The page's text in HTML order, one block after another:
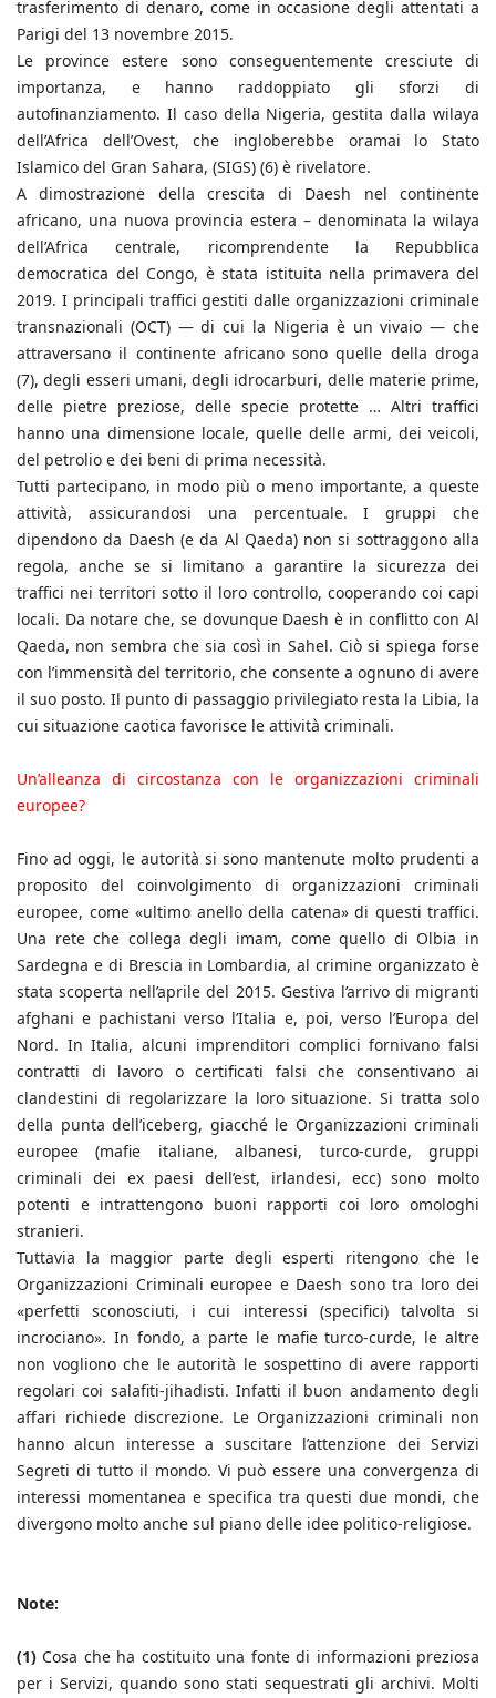
trasferimento di denaro, come in occasione degli attentati a
Parigi del 13 novembre 2015.
Le province estere sono conseguentemente cresciute di
importanza, e hanno raddoppiato gli sforzi di
autofinanziamento. Il caso della Nigeria, gestita dalla wilaya
dell’Africa dell’Ovest, che ingloberebbe oramai lo Stato
Islamico del Gran Sahara, (SIGS) (6) è rivelatore.
A dimostrazione della crescita di Daesh nel continente
africano, una nuova provincia estera – denominata la wilaya
dell’Africa centrale, ricomprendente la Repubblica
democratica del Congo, è stata istituita nella primavera del
2019. I principali traffici gestiti dalle organizzazioni criminale
transnazionali (OCT) — di cui la Nigeria è un vivaio — che
attraversano il continente africano sono quelle della droga
(7), degli esseri umani, degli idrocarburi, delle materie prime,
delle pietre preziose, delle specie protette … Altri traffici
hanno una dimensione locale, quelle delle armi, dei veicoli,
del petrolio e dei beni di prima necessità.
Tutti partecipano, in modo più o meno importante, a queste
attività, assicurandosi una percentuale. I gruppi che
dipendono da Daesh (e da Al Qaeda) non si sottraggono alla
regola, anche se si limitano a garantire la sicurezza dei
traffici nei territori sotto il loro controllo, cooperando coi capi
locali. Da notare che, se dovunque Daesh è in conflitto con Al
Qaeda, non sembra che sia così in Sahel. Ciò si spiega forse
con l’immensità del territorio, che consente a ognuno di avere
il suo posto. Il punto di passaggio privilegiato resta la Libia, la
cui situazione caotica favorisce le attività criminali.
Un’alleanza di circostanza con le organizzazioni criminali
europee?
Fino ad oggi, le autorità si sono mantenute molto prudenti a
proposito del coinvolgimento di organizzazioni criminali
europee, come «ultimo anello della catena» di questi traffici.
Una rete che collega degli imam, come quello di Olbia in
Sardegna e di Brescia in Lombardia, al crimine organizzato è
stata scoperta nell’aprile del 2015. Gestiva l’arrivo di migranti
afghani e pachistani verso l’Italia e, poi, verso l’Europa del
Nord. In Italia, alcuni imprenditori complici fornivano falsi
contratti di lavoro o certificati falsi che consentivano ai
clandestini di regolarizzare la loro situazione. Si tratta solo
della punta dell’iceberg, giacché le Organizzazioni criminali
europee (mafie italiane, albanesi, turco-curde, gruppi
criminali dei ex paesi dell’est, irlandesi, ecc) sono molto
potenti e intrattengono buoni rapporti coi loro omologhi
stranieri.
Tuttavia la maggior parte degli esperti ritengono che le
Organizzazioni Criminali europee e Daesh sono tra loro dei
«perfetti sconosciuti, i cui interessi (specifici) talvolta si
incrociano». In fondo, a parte le mafie turco-curde, le altre
non vogliono che le autorità le sospettino di avere rapporti
regolari coi salafiti-jihadisti. Infatti il buon andamento degli
affari richiede discrezione. Le Organizzazioni criminali non
hanno alcun interesse a suscitare l’attenzione dei Servizi
Segreti di tutto il mondo. Vi può essere una convergenza di
interessi momentanea e specifica tra questi due mondi, che
divergono molto anche sul piano delle idee politico-religiose.
Note:
(1) Cosa che ha costituito una fonte di informazioni preziosa
per i Servizi, quando sono stati sequestrati gli archivi. Molti